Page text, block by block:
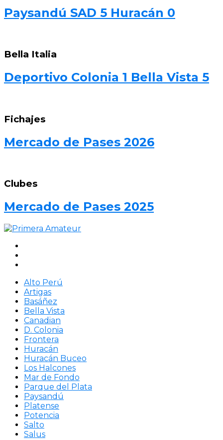
Paysandú SAD 5 Huracán 0
Bella Italia
Deportivo Colonia 1 Bella Vista 5
Fichajes
Mercado de Pases 2026
Clubes
Mercado de Pases 2025
Alto Perú
Artigas
Basáñez
Bella Vista
Canadian
D. Colonia
Frontera
Huracán
Huracán Buceo
Los Halcones
Mar de Fondo
Parque del Plata
Paysandú
Platense
Potencia
Salto
Salus